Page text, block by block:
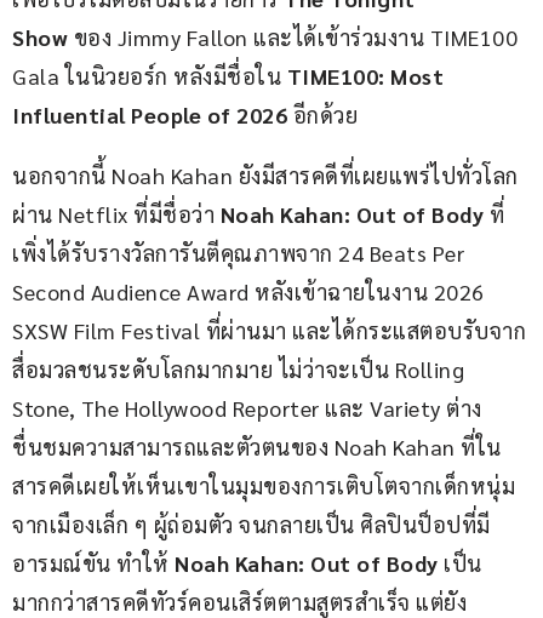
Show ของ Jimmy Fallon และได้เข้าร่วมงาน TIME100
Gala ในนิวยอร์ก หลังมีชื่อใน TIME100: Most
Influential People of 2026 อีกด้วย
นอกจากนี้ Noah Kahan ยังมีสารคดีที่เผยแพร่ไปทั่วโลก
ผ่าน Netflix ที่มีชื่อว่า Noah Kahan: Out of Body ที่
เพิ่งได้รับรางวัลการันตีคุณภาพจาก 24 Beats Per
Second Audience Award หลังเข้าฉายในงาน 2026
SXSW Film Festival ที่ผ่านมา และได้กระแสตอบรับจาก
สื่อมวลชนระดับโลกมากมาย ไม่ว่าจะเป็น Rolling
Stone, The Hollywood Reporter และ Variety ต่าง
ชื่นชมความสามารถและตัวตนของ Noah Kahan ที่ใน
สารคดีเผยให้เห็นเขาในมุมของการเติบโตจากเด็กหนุ่ม
จากเมืองเล็ก ๆ ผู้ถ่อมตัว จนกลายเป็น ศิลปินป็อปที่มี
อารมณ์ขัน ทำให้ Noah Kahan: Out of Body เป็น
มากกว่าสารคดีทัวร์คอนเสิร์ตตามสูตรสำเร็จ แต่ยัง